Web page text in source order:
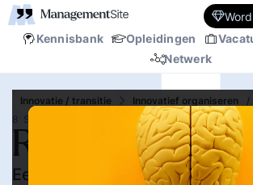
Kennisbank Opleidingen
Netwerk
Innovatie / transitie Innovatief organiseren /
8 SEP.‘10
Ruimte voor
Een pleidooi voor meer ruimte